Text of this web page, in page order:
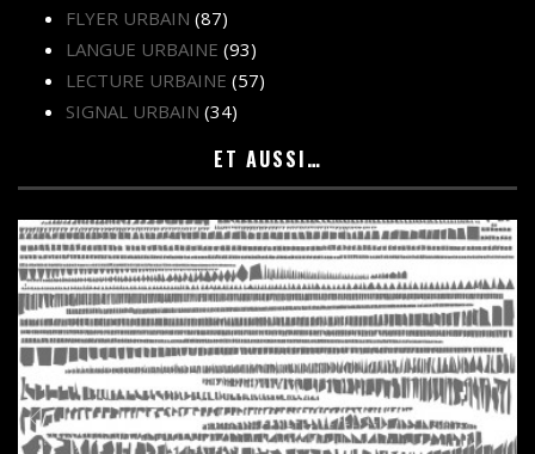
FLYER URBAIN (87)
LANGUE URBAINE (93)
LECTURE URBAINE (57)
SIGNAL URBAIN (34)
ET AUSSI…